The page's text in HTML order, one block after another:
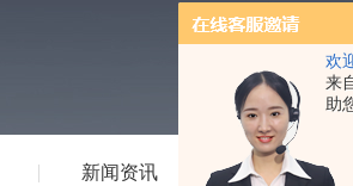
欢
来
助
新闻资讯 技术文章